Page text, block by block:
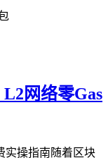
网络零Gas
实操指南随着区块